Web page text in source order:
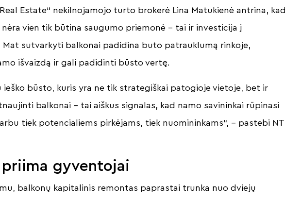
Estate“ nekilnojamojo turto brokerė Lina Matukienė antrina, kad
vien tik būtina saugumo priemonė – tai ir investicija į
sutvarkyti balkonai padidina buto patrauklumą rinkoje,
išvaizdą ir gali padidinti būsto vertę.
ieško būsto, kuris yra ne tik strategiškai patogioje vietoje, bet ir
balkonai – tai aiškus signalas, kad namo savininkai rūpinasi
tiek potencialiems pirkėjams, tiek nuomininkams“, – pastebi NT
priima gyventojai
balkonų kapitalinis remontas paprastai trunka nuo dviejų